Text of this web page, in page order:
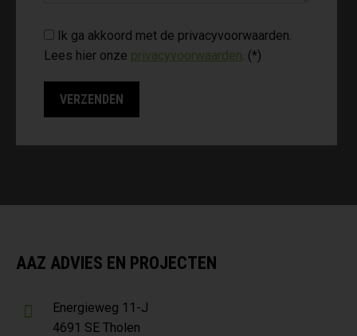
Ik ga akkoord met de privacyvoorwaarden.
Lees hier onze privacyvoorwaarden. (*)
AAZ ADVIES EN PROJECTEN
Energieweg 11-J
4691 SE Tholen